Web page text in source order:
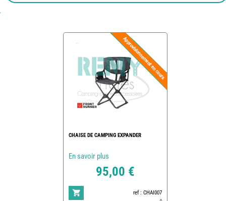
CHAISE DE CAMPING EXPANDER
En savoir plus
95,00 €
ref : CHAI007